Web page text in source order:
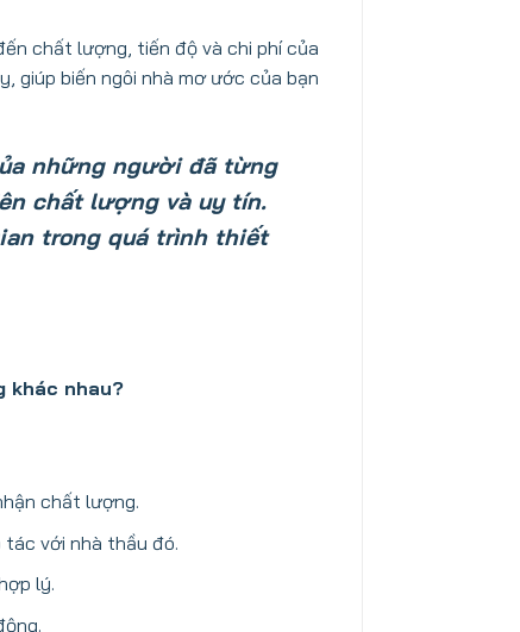
chất lượng, tiến độ và chi phí của
giúp biến ngôi nhà mơ ước của bạn
những người đã từng
chất lượng và uy tín.
trong quá trình thiết
khác nhau?
chất lượng.
với nhà thầu đó.
lý.